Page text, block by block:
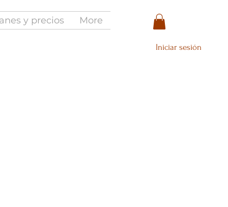
Iniciar sesión
y precios More